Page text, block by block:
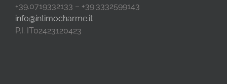
+39.0719332133 – +39.3332599143
info@intimocharme.it
P.I. IT02423120423